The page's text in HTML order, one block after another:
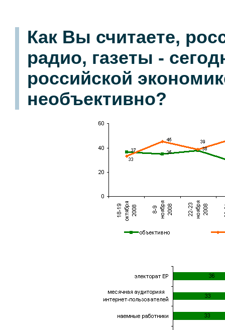
Как Вы считаете,
радио, газеты -
российской
необъективно?